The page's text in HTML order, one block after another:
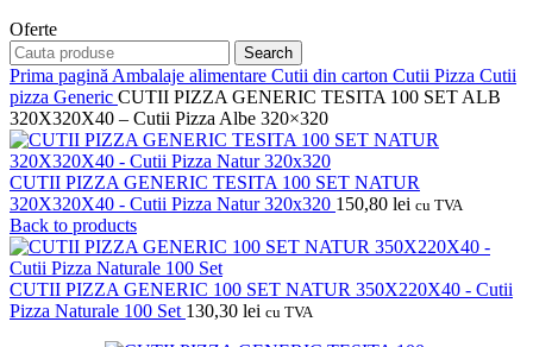
Oferte
Search
Prima pagină Ambalaje alimentare Cutii din carton Cutii Pizza Cutii
pizza Generic CUTII PIZZA GENERIC TESITA 100 SET ALB
320X320X40 – Cutii Pizza Albe 320×320
CUTII PIZZA GENERIC TESITA 100 SET NATUR
320X320X40 - Cutii Pizza Natur 320x320 150,80 lei cu TVA
Back to products
CUTII PIZZA GENERIC 100 SET NATUR 350X220X40 - Cutii
Pizza Naturale 100 Set 130,30 lei cu TVA